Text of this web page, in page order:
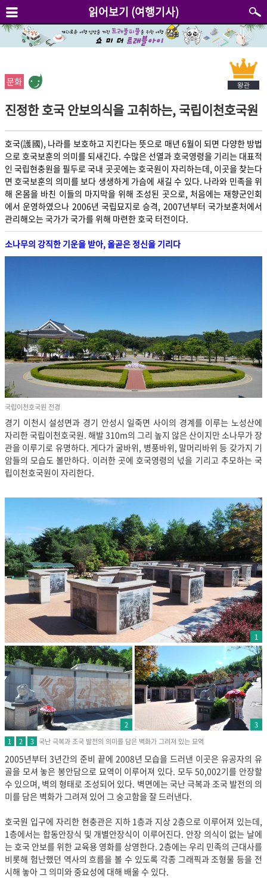
읽어보기 (여행기사)
문화
진정한 호국 안보의식을 고취하는, 국립이천호국원
호국(護國), 나라를 보호하고 지킨다는 뜻으로 매년 6월이 되면 다양한 방법
으로 호국보훈의 의미를 되새긴다. 수많은 선열과 호국영령을 기리는 대표적
인 국립현충원을 필두로 국내 곳곳에는 호국원이 자리하는데, 이곳을 찾는다
면 호국보훈의 의미를 보다 생생하게 가슴에 새길 수 있다. 나라와 민족을 위
해 온몸을 바친 이들의 마지막을 위해 조성된 곳으로, 처음에는 재향군인회
에서 운영하였으나 2006년 국립묘지로 승격, 2007년부터 국가보훈처에서
관리해오는 국가가 국가를 위해 마련한 호국 터전이다.
소나무의 강직한 기운을 받아, 올곧은 정신을 기리다
국립이천호국원 전경
경기 이천시 설성면과 경기 안성시 일죽면 사이의 경계를 이루는 노성산에
자리한 국립이천호국원. 해발 310m의 그리 높지 않은 산이지만 소나무가 장
관을 이루기로 유명하다. 게다가 굴바위, 병풍바위, 말머리바위 등 갖가지 기
암들의 모습도 볼만하다. 이러한 곳에 호국영령의 넋을 기리고 추모하는 국
립이천호국원이 자리한다.
1
2
3
1
2 3 국난 극복과 조국 발전의 의미를 담은 벽화가 그려져 있는 묘역
2005년부터 3년간의 준비 끝에 2008년 모습을 드러낸 이곳은 유공자의 유
골을 모셔 놓은 봉안담으로 묘역이 이루어져 있다. 모두 50,002기를 안장할
수 있으며, 벽의 형태로 조성되어 있다. 벽면에는 국난 극복과 조국 발전의 의
미를 담은 벽화가 그려져 있어 그 숭고함을 잘 드러낸다.
호국원 입구에 자리한 현충관은 지하 1층과 지상 2층으로 이루어져 있는데,
1층에서는 합동안장식 및 개별안장식이 이루어진다. 안장 의식이 없는 날에
는 호국 안보를 위한 교육용 영화를 상영한다. 2층에는 우리 민족의 근대사를
비롯해 험난했던 역사의 흐름을 볼 수 있도록 각종 그래픽과 조형물 등을 전
시해 놓아 그 의미와 중요성에 대해 배울 수 있다.